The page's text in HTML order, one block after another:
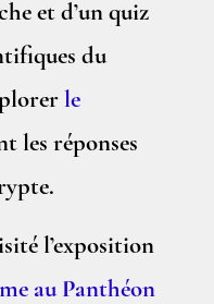
et d’un quiz
du
le
les réponses
l’exposition
au Panthéon